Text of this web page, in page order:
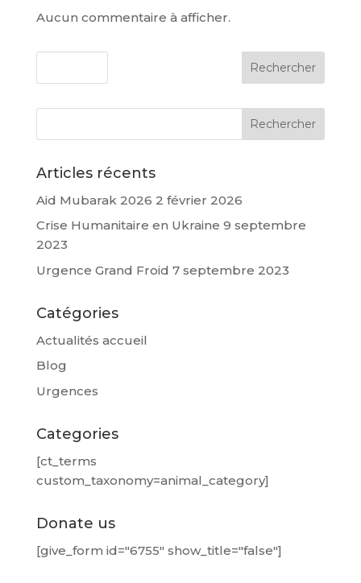
Aucun commentaire à afficher.
Rechercher
Articles récents
Aid Mubarak 2026 2 février 2026
Crise Humanitaire en Ukraine 9 septembre
2023
Urgence Grand Froid 7 septembre 2023
Catégories
Actualités accueil
Blog
Urgences
Categories
[ct_terms
custom_taxonomy=animal_category]
Donate us
[give_form id="6755" show_title="false"]